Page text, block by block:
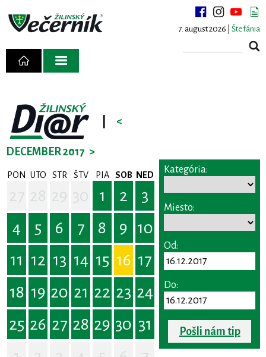
7. august 2026 | Štefánia
<
DECEMBER 2017 >
PON UTO STR ŠTV PIA SOB NED
1 2
3
4
5 6 7 8 9 10
11 12 13 14 15 16 17
18 19 20 21 22 23 24
25 26 27 28 29 30 31
Kategória:
Miesto:
Od:
Do:
Pošli nám tip